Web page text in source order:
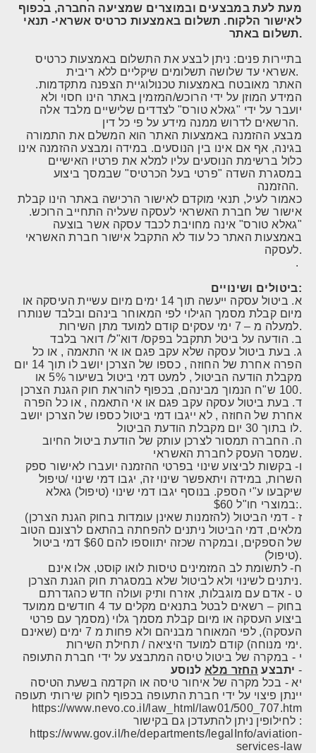
מעת לעת במבצעים ובמוצרים שמציעה החברה, בכפוף
לאישור הלקוח. תשלום באמצעות כרטיס אשראי- תנאי
תשלום באתר.
בתיירות פנים: ניתן לבצע את התשלום באמצעות כרטיס
אשראי עד שלושה תשלומים שיקליים ללא ריבית.
האתר מאובטח באמצעות טכנולוגיית הצפנה מתקדמות.
המידע המוזן על ידי הרוכש/המזמין באתר הינו חסוי ולא
יועבר על ידי "גאלא טורס" לצדדים שלישיים מלבד אלה
הרשאים לדרוש ממנה מידע על פי כל דין.
מבצע ההזמנה באמצעות האתר הוא המשלם את התמורה
בגינה, אף אם אינו בין הנוסעים. במידה ומבצע ההזמנה אינו
כלול ברשימת הנוסעים עליו למלא את פרטיו האישיים
במסגרת השדה "פרטי בעל הכרטיס" שבמסך ביצוע
ההזמנה.
כאמור לעיל, תנאי מוקדם לאישור הרכישה באתר הינו קבלת
אישור של חברת האשראי לעסקה שעליה התחייב הרוכש.
"גאלא טורס" אינה מחויבת לכבד עסקה אשר בוצעה
באמצעות האתר כל עוד לא התקבל אישור חברת האשראי
לעסקה.
.
ביטולים ושינויים:
א. ביטול עסקה ייעשה תוך 14 ימים מיום עשיית העיסקה או
מיום קבלת מסמך הגילוי לפי המאוחר בינהם ובלבד שנותרו
למעלה מ – 7 ימי עסקים קודם למועד מתן השירות.
ב. הודעה על ביטל תתקבל בפקס/ דוא"ל/ דואר בלבד
ג. בעת ביטול עסקה שלא עקב פגם או אי התאמה , או כל
הפרה אחרת של החוזה , כספו של הצרכן יושב לו תוך 14 יום
מקבלת הודעה הביטול , למעט דמי ביטול בשיעור 5% או
100 ש"ח הנמוך מבינהם, בכפוף להוראת חוק הגנת הצרכן.
ד. בעת ביטול עסקה עקב פגם או אי התאמה , או כל הפרה
אחרת של החוזה , לא ייגבו דמי ביטול כספו של הצרכן יושב
לו בתוך 30 יום מקבלת הודעת הביטול.
ה. החברה תמסור לצרכן עותק של הודעת ביטול החיוב
שמסר העסק לחברת האשראי.
ו- בקשות לביצוע שינוי בפרטי ההזמנה יועברו לאישור ספק
השרות, במידה ויתאפשר שינוי זה, יגבו דמי שינוי /טיפול
שיקבעו ע"י הספק. בנוסף יגבו דמי שינוי (טיפול) גאלא
:במוצרי חו"ל $60.
ז - דמי הביטול (להזמנות שאינן עומדות בחוק הגנת הצרכן)
מלאים, דמי הביטול ניתנים להפחתה בהתאם לרצונם הטוב
של הספקים, ובמקרה שכזה יתווספו להם $60 דמי ביטול
(טיפול).
ח- לתשומת לב המזמינים טיסות לואו קוסט, אלו אינם
ניתנים לשינוי ולא לביטול שלא במסגרת חוק הגנת הצרכן.
ט - אדם עם מוגבלות, אזרח ותיק ועולה חדש כהגדרתם
בחוק – רשאים לבטל בתנאים מקלים עד 4 חודשים ממועד
ביצוע העסקה או מיום קבלת מסמך גלוי (מסמך עם פרטי
העסקה), לפי המאוחר מבניהם ולא פחות מ 7 ימים (שאינם
ימי מנוחה) קודם למועד היציאה / תחילת השירות.
י - במקרה של ביטול טיסה המתבצע על ידי חברת התעופה
- יתבצע החזר מלא לנוסע
יא - בכל מקרה של איחור טיסה או הקדמה בשעת הטיסה
יינתן פיצוי על ידי חברת התעופה בכפוף לחוק שירותי תעופה
https://www.nevo.co.il/law_html/law01/500_707.htm
לחילופין ניתן להתעדכן גם בקישור :
https://www.gov.il/he/departments/legalInfo/aviation-
services-law